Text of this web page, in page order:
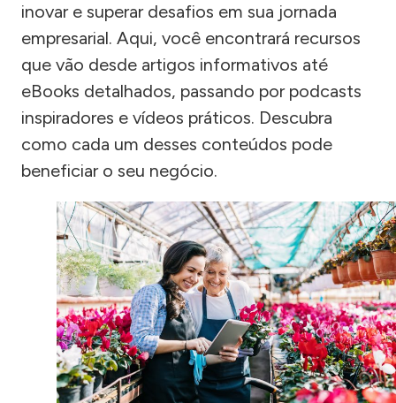
inovar e superar desafios em sua jornada
empresarial. Aqui, você encontrará recursos
que vão desde artigos informativos até
eBooks detalhados, passando por podcasts
inspiradores e vídeos práticos. Descubra
como cada um desses conteúdos pode
beneficiar o seu negócio.